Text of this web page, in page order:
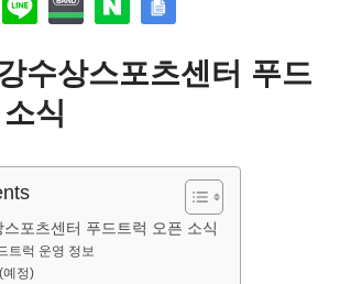
수상스포츠센터 푸드
식
포츠센터 푸드트럭 오픈 소식
트럭 운영 정보
예정)